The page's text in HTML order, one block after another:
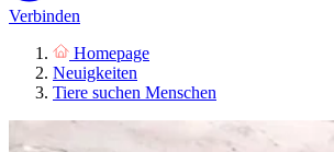
Verbinden
Homepage
Neuigkeiten
Tiere suchen Menschen